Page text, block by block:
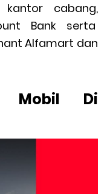
cabang,
Bank serta
Alfamart dan
Mobil Di